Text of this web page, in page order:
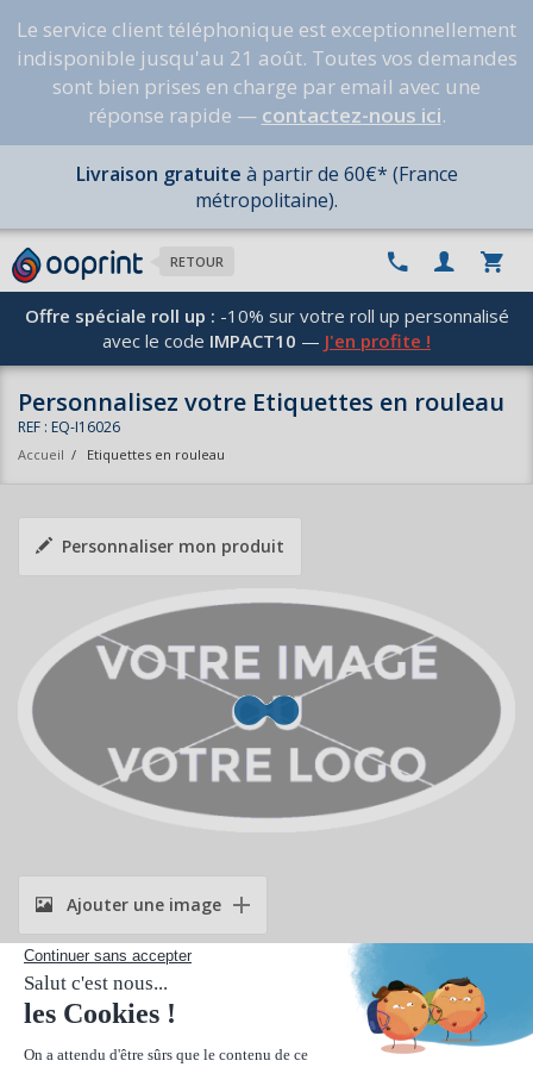
Le service client téléphonique est exceptionnellement
indisponible jusqu'au 21 août. Toutes vos demandes
sont bien prises en charge par email avec une
réponse rapide — contactez-nous ici.
Livraison gratuite à partir de 60€* (France
métropolitaine).
RETOUR
Offre spéciale roll up : -10% sur votre roll up personnalisé
avec le code IMPACT10 — J'en profite !
Personnalisez votre Etiquettes en rouleau
REF : EQ-I16026
Accueil / Etiquettes en rouleau
Personnaliser mon produit
Ajouter une image
Suivant